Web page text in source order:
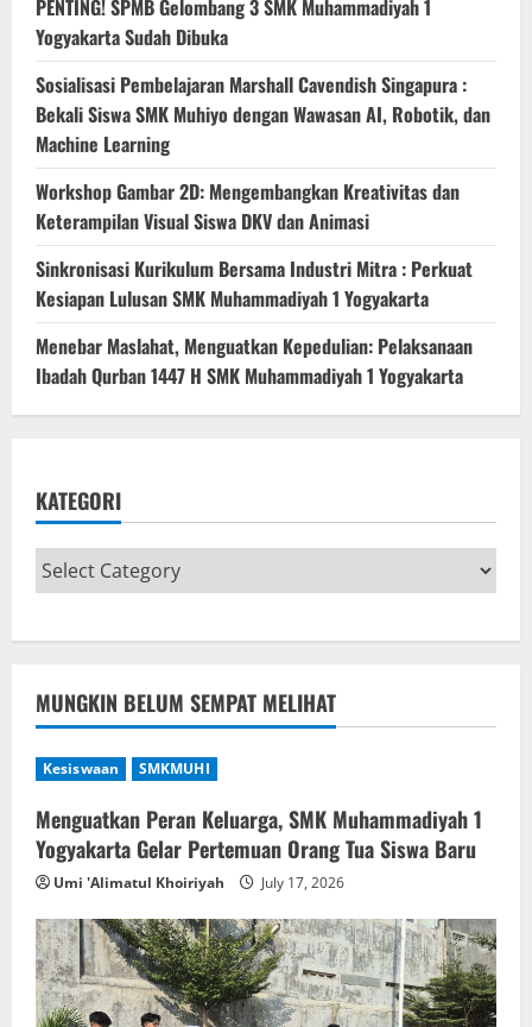
PENTING! SPMB Gelombang 3 SMK Muhammadiyah 1
Yogyakarta Sudah Dibuka
Sosialisasi Pembelajaran Marshall Cavendish Singapura :
Bekali Siswa SMK Muhiyo dengan Wawasan AI, Robotik, dan
Machine Learning
Workshop Gambar 2D: Mengembangkan Kreativitas dan
Keterampilan Visual Siswa DKV dan Animasi
Sinkronisasi Kurikulum Bersama Industri Mitra : Perkuat
Kesiapan Lulusan SMK Muhammadiyah 1 Yogyakarta
Menebar Maslahat, Menguatkan Kepedulian: Pelaksanaan
Ibadah Qurban 1447 H SMK Muhammadiyah 1 Yogyakarta
KATEGORI
MUNGKIN BELUM SEMPAT MELIHAT
Kesiswaan SMKMUHI
Menguatkan Peran Keluarga, SMK Muhammadiyah 1
Yogyakarta Gelar Pertemuan Orang Tua Siswa Baru
Umi 'Alimatul Khoiriyah July 17, 2026